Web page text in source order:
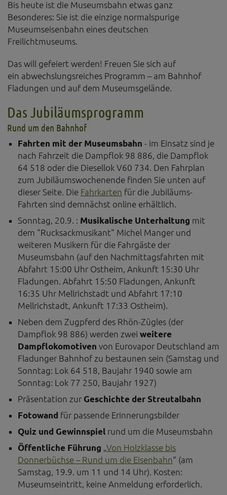
Diese Website nutzt Matomo Analytics für die Auswertung der
Seitenaufrufe als Statistik. Die hierdurch gespeicherten Daten werden
ausschließlich auf unseren eigenen Servern gespeichert. Eine
Übertragung an Dritte erfolgt nicht. Wir verwenden die Funktion
AnonymizeIP zur Anonymisierung Ihrer IP-Adresse, so dass diese gekürzt
YouTube / Vimeo
Videos werden über die Plattformen YouTube oder Vimeo eingebunden.
bewirkt laut YouTube, dass YouTube keine Informationen über die
Besucher auf dieser Website speichert, bevor diese sich das Video
ansehen.
Eingebundene Inhalte
Optional sind externe Inhalte auf den Seiten dieser Website
eingebunden. Das können Kartendienste wie z.B. Google Maps sein
oder auch Anwendungen einer externen Website.
Bis heute ist die Museumsbahn etwas ganz
Besonderes: Sie ist die einzige normalspurige
Museumseisenbahn eines deutschen
Freilichtmuseums.
Das will gefeiert werden! Freuen Sie sich auf
ein abwechslungsreiches Programm – am Bahnhof
Fladungen und auf dem Museumsgelände.
Das Jubiläumsprogramm
Rund um den Bahnhof
Fahrten mit der Museumsbahn - im Einsatz sind je
nach Fahrzeit die Dampflok 98 886, die Dampflok
64 518 oder die Diesellok V60 734. Den Fahrplan
zum Jubiläumswochenende finden Sie unten auf
dieser Seite. Die Fahrkarten für die Jubiläums-
Fahrten sind demnächst online erhältlich.
Sonntag, 20.9. : Musikalische Unterhaltung mit
dem "Rucksackmusikant" Michel Manger und
weiteren Musikern für die Fahrgäste der
Museumsbahn (auf den Nachmittagsfahrten mit
Abfahrt 15:00 Uhr Ostheim, Ankunft 15:30 Uhr
Fladungen. Abfahrt 15:50 Fladungen, Ankunft
16:35 Uhr Mellrichstadt und Abfahrt 17:10
Mellrichstadt, Ankunft 17:33 Ostheim).
Neben dem Zugpferd des Rhön-Zügles (der
Dampflok 98 886) werden zwei weitere
Dampflokomotiven von Eurovapor Deutschland am
Fladunger Bahnhof zu bestaunen sein (Samstag und
Sonntag: Lok 64 518, Baujahr 1940 sowie am
Sonntag: Lok 77 250, Baujahr 1927)
Präsentation zur Geschichte der Streutalbahn
Fotowand für passende Erinnerungsbilder
Quiz und Gewinnspiel rund um die Museumsbahn
Öffentliche Führung „Von Holzklasse bis
Donnerbüchse – Rund um die Eisenbahn“ (am
Samstag, 19.9. um 11 und 14 Uhr). Kosten:
Museumseintritt, keine Anmeldung erforderlich.